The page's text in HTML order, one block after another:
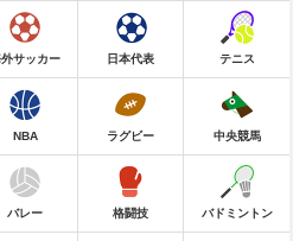
サッカー 日本代表 テニス
NBA ラグビー 中央競馬
バレー 格闘技 バドミントン